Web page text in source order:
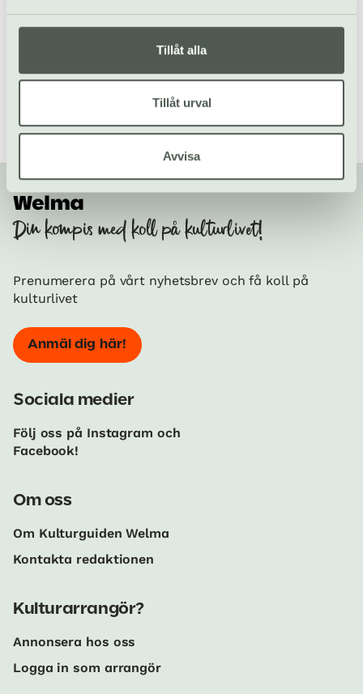
Tillåt alla
Tillåt urval
Avvisa
Hitta alla våra tips på kulturaktiviteter i Stockholm
Sävja kyrka
Din kompis med koll på kulturlivet!
Prenumerera på vårt nyhetsbrev och få koll på
kulturlivet
Anmäl dig här!
Sociala medier
Följ oss på Instagram och
Facebook!
Om oss
Om Kulturguiden Welma
Kontakta redaktionen
Kulturarrangör?
Annonsera hos oss
Logga in som arrangör